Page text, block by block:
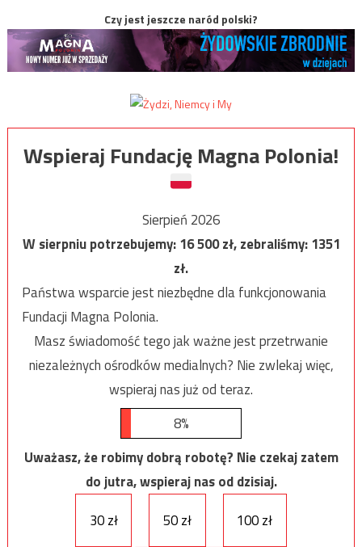
Czy jest jeszcze naród polski?
Wspieraj Fundację Magna Polonia!
Sierpień 2026
W sierpniu potrzebujemy:16 500zł, zebraliśmy:1351
zł.
Państwa wsparcie jest niezbędne dla funkcjonowania
Fundacji Magna Polonia.
Masz świadomość tego jak ważne jest przetrwanie
niezależnych ośrodków medialnych? Nie zwlekaj więc,
wspieraj nas już od teraz.
8%
Uważasz, że robimy dobrą robotę? Nie czekaj zatem
do jutra, wspieraj nas od dzisiaj.
30 zł
50 zł 100 zł